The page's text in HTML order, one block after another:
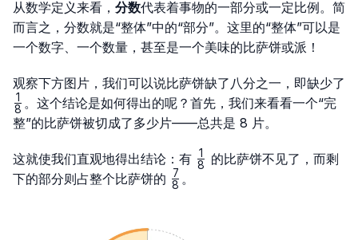
从数学定义来看， 分数代表着事物的一部分或一定比例。简
而言之，分数就是“整体”中的“部分”。这里的“整体”可以是
一个数字、一个数量，甚至是一个美味的比萨饼或派！
观察下方图片，我们可以说比萨饼缺了八分之一，即缺少了
\frac{1}
{8}
8
1 。这个结论是如何得出的呢？首先，我们来看看一个“完
整”的比萨饼被切成了多少片——总共是 8 片。
这就使我们直观地得出结论：有 \frac{1}
8
1
的比萨饼不见了，而剩
下的部分则占整个比萨饼的 \frac{7}
8
7 。